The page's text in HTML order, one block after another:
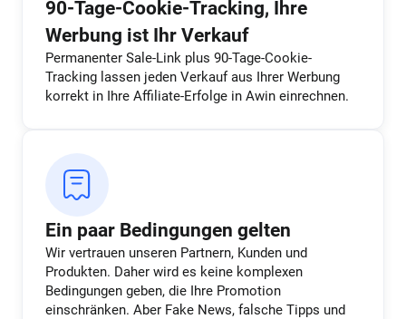
90-Tage-Cookie-Tracking, Ihre
Werbung ist Ihr Verkauf
Permanenter Sale-Link plus 90-Tage-Cookie-
Tracking lassen jeden Verkauf aus Ihrer Werbung
korrekt in Ihre Affiliate-Erfolge in Awin einrechnen.
Ein paar Bedingungen gelten
Wir vertrauen unseren Partnern, Kunden und
Produkten. Daher wird es keine komplexen
Bedingungen geben, die Ihre Promotion
einschränken. Aber Fake News, falsche Tipps und